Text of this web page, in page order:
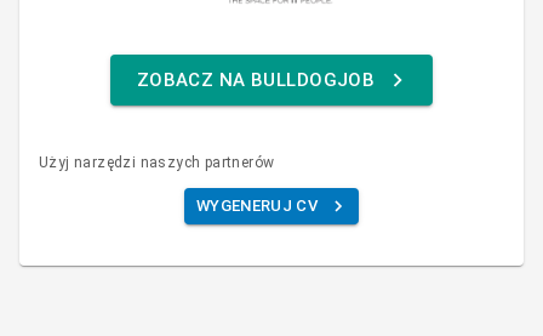
ZOBACZ NA BULLDOGJOB
Użyj narzędzi naszych partnerów
WYGENERUJ CV